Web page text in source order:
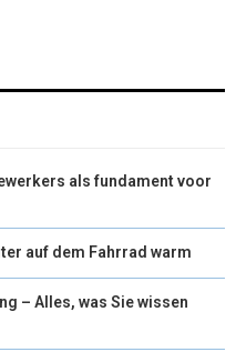
als fundament voor
auf dem Fahrrad warm
– Alles, was Sie wissen